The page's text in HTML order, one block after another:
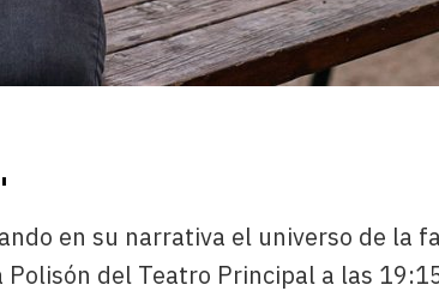
en su narrativa el universo de la
Polisón del Teatro Principal a las